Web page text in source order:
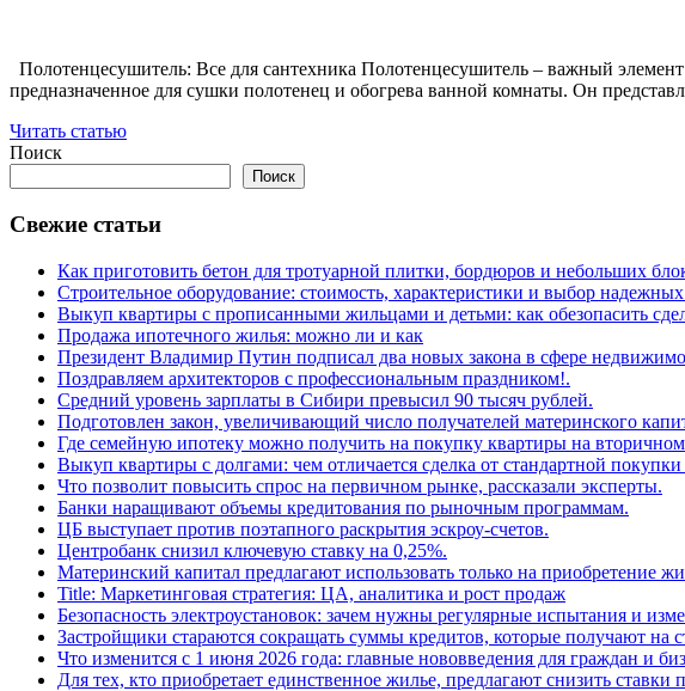
Полотенцесушитель: Все для сантехника Полотенцесушитель – важный
предназначенное для сушки полотенец и обогрева ванной комнаты. Он
Читать статью
Поиск
Поиск
Свежие статьи
Как приготовить бетон для тротуарной плитки, бордюров и небольших
Строительное оборудование: стоимость, характеристики и выбор
Выкуп квартиры с прописанными жильцами и детьми: как обезопасить
Продажа ипотечного жилья: можно ли и как
Президент Владимир Путин подписал два новых закона в сфере
Поздравляем архитекторов с профессиональным праздником!.
Средний уровень зарплаты в Сибири превысил 90 тысяч рублей.
Подготовлен закон, увеличивающий число получателей материнского
Где семейную ипотеку можно получить на покупку квартиры на
Выкуп квартиры с долгами: чем отличается сделка от стандартной
Что позволит повысить спрос на первичном рынке, рассказали эксперты.
Банки наращивают объемы кредитования по рыночным программам.
ЦБ выступает против поэтапного раскрытия эскроу-счетов.
Центробанк снизил ключевую ставку на 0,25%.
Материнский капитал предлагают использовать только на приобретение
Title: Маркетинговая стратегия: ЦА, аналитика и рост продаж
Безопасность электроустановок: зачем нужны регулярные испытания и
Застройщики стараются сокращать суммы кредитов, которые получают на
Что изменится с 1 июня 2026 года: главные нововведения для граждан и
Для тех, кто приобретает единственное жилье, предлагают снизить ставки